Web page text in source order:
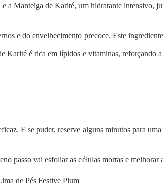
Manteiga de Karité, um hidratante intensivo,
e do envelhecimento precoce. Este
é rica em lípidos e vitaminas, reforçando
E se puder, reserve alguns minutos para
passo vai esfoliar as células mortas e